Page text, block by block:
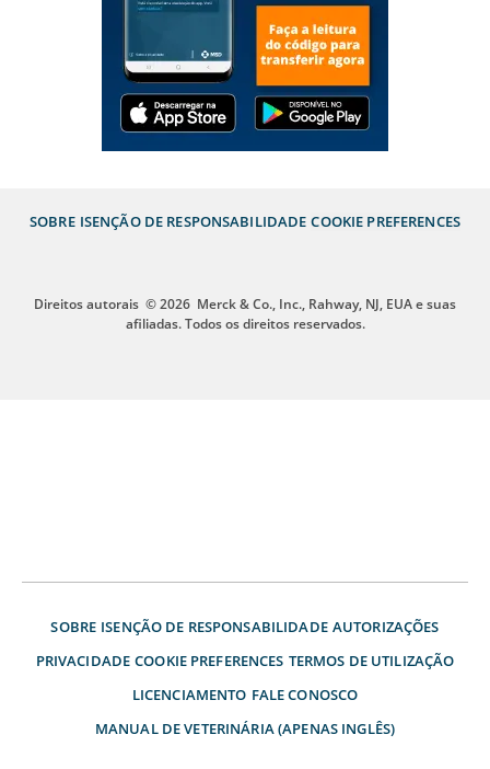
SOBRE ISENÇÃO DE RESPONSABILIDADE COOKIE PREFERENCES
Direitos autorais © 2026 Merck & Co., Inc., Rahway, NJ, EUA e suas
afiliadas. Todos os direitos reservados.
SOBRE ISENÇÃO DE RESPONSABILIDADE AUTORIZAÇÕES
PRIVACIDADE COOKIE PREFERENCES TERMOS DE UTILIZAÇÃO
LICENCIAMENTO FALE CONOSCO
MANUAL DE VETERINÁRIA (APENAS INGLÊS)